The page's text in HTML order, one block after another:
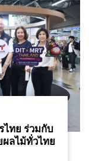
ไทย ร่วมกับ
ลไม้ทั่วไทย